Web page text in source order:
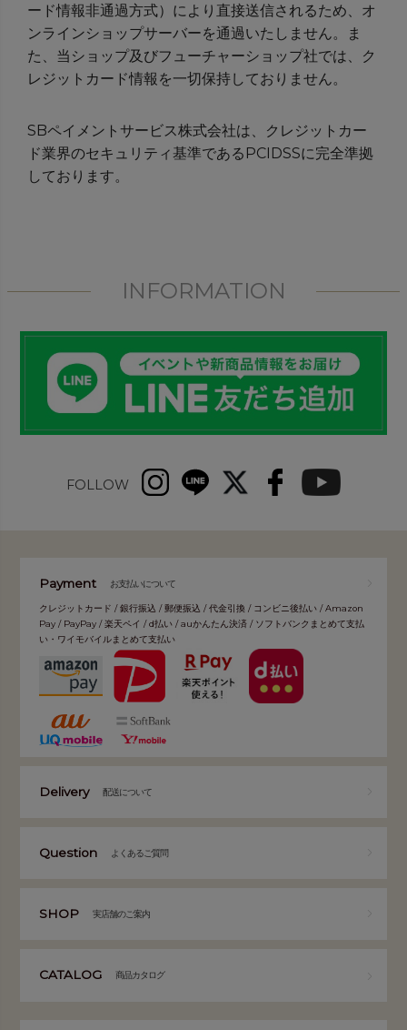
ード情報非通過方式）により直接送信されるため、オ
ンラインショップサーバーを通過いたしません。ま
た、当ショップ及びフューチャーショップ社では、ク
レジットカード情報を一切保持しておりません。
SBペイメントサービス株式会社は、クレジットカー
ド業界のセキュリティ基準であるPCIDSSに完全準拠
しております。
INFORMATION
FOLLOW
Payment お支払いについて
クレジットカード / 銀行振込 / 郵便振込 / 代金引換 / コンビニ後払い / Amazon
Pay / PayPay / 楽天ペイ / d払い / auかんたん決済 / ソフトバンクまとめて支払
い・ワイモバイルまとめて支払い
Delivery 配送について
Question よくあるご質問
SHOP 実店舗のご案内
CATALOG 商品カタログ